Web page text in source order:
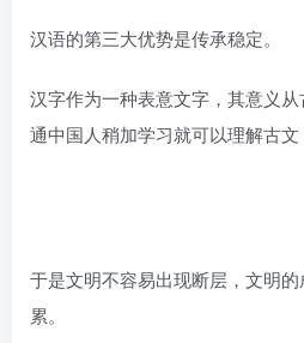
汉语的第三大优势是传承稳定。
汉字作为一种表意文字，其意义
通中国人稍加学习就可以理解古文
于是文明不容易出现断层，文明
累。